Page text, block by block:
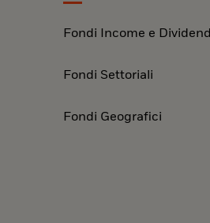
Fondi Income e Dividend
Fondi Settoriali
Fondi Geografici